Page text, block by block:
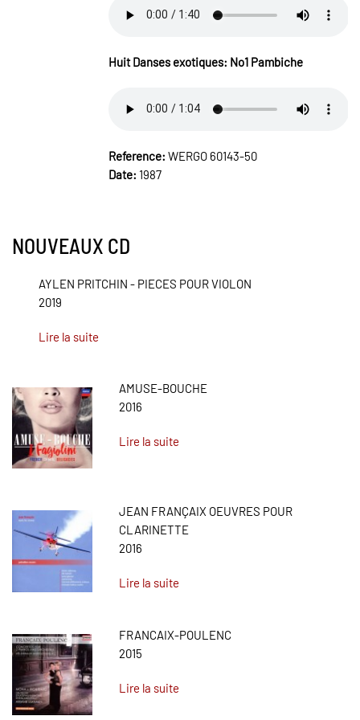
Huit Danses exotiques: No1 Pambiche
Reference: WERGO 60143-50
Date: 1987
NOUVEAUX CD
AYLEN PRITCHIN - PIECES POUR VIOLON
2019
Lire la suite
AMUSE-BOUCHE
2016
Lire la suite
JEAN FRANÇAIX OEUVRES POUR
CLARINETTE
2016
Lire la suite
FRANCAIX-POULENC
2015
Lire la suite